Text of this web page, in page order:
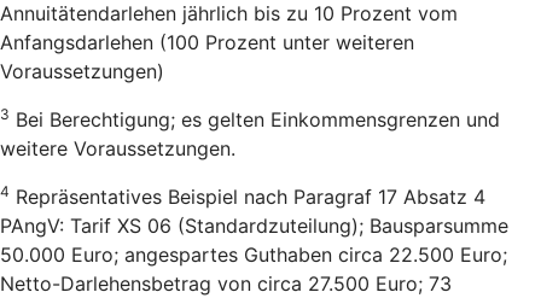
Annuitätendarlehen jährlich bis zu 10 Prozent vom
Anfangsdarlehen (100 Prozent unter weiteren
Voraussetzungen)
3 Bei Berechtigung; es gelten Einkommensgrenzen und
weitere Voraussetzungen.
4 Repräsentatives Beispiel nach Paragraf 17 Absatz 4
PAngV: Tarif XS 06 (Standardzuteilung); Bausparsumme
50.000 Euro; angespartes Guthaben circa 22.500 Euro;
Netto-Darlehensbetrag von circa 27.500 Euro; 73